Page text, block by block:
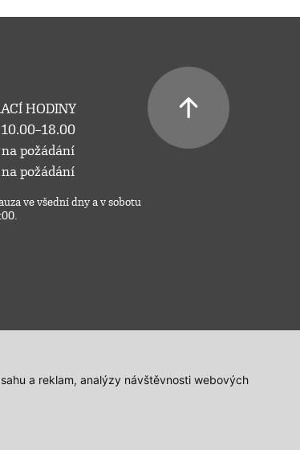
a reklam, analýzy návštěvnosti webových
HODINY
10.00–18.00
na požádání
na požádání
ve všední dny a v sobotu